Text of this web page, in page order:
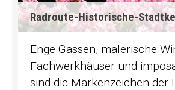
Radroute-Historische-
Enge Gassen, malerische
Fachwerkhäuser und
sind die Markenzeichen der